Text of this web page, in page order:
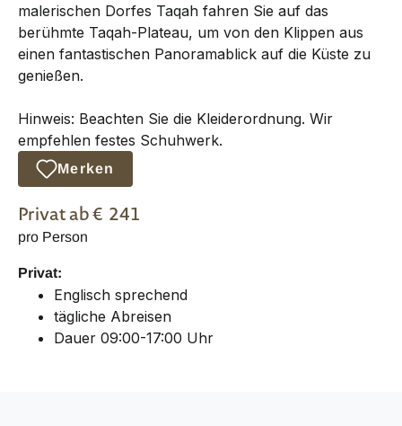
malerischen Dorfes Taqah fahren Sie auf das
berühmte Taqah-Plateau, um von den Klippen aus
einen fantastischen Panoramablick auf die Küste zu
genießen.
Hinweis: Beachten Sie die Kleiderordnung. Wir
empfehlen festes Schuhwerk.
Merken
Privatab € 241
pro Person
Privat:
Englisch sprechend
tägliche Abreisen
Dauer 09:00-17:00 Uhr